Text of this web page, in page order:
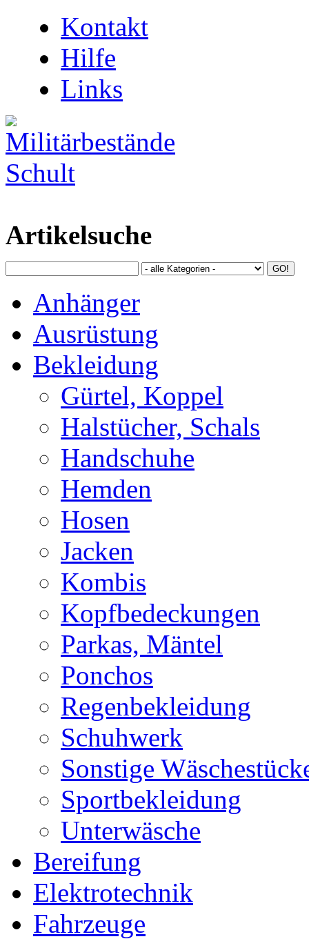
Kontakt
Hilfe
Links
Artikelsuche
Anhänger
Ausrüstung
Bekleidung
Gürtel, Koppel
Halstücher, Schals
Handschuhe
Hemden
Hosen
Jacken
Kombis
Kopfbedeckungen
Parkas, Mäntel
Ponchos
Regenbekleidung
Schuhwerk
Sonstige
Sportbekleidung
Unterwäsche
Bereifung
Elektrotechnik
Fahrzeuge